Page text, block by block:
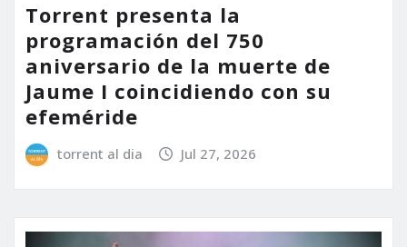
Torrent presenta la
programación del 750
aniversario de la muerte de
Jaume I coincidiendo con su
efeméride
torrent al dia Jul 27, 2026